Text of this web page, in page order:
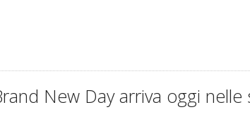
New Day arriva oggi nelle